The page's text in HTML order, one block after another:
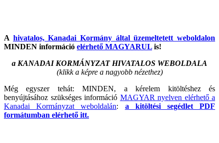
A hivatalos, Kanadai Kormány által üzemeltetett weboldalon
MINDEN információ elérhető MAGYARUL is!
a KANADAI KORMÁNYZAT HIVATALOS WEBOLDALA
(klikk a képre a nagyobb nézethez)
Még egyszer tehát: MINDEN, a kérelem kitöltéshez és
benyújtásához szükséges információ MAGYAR nyelven elérhető a
Kanadai Kormányzat weboldalán: a kitöltési segédlet PDF
formátumban elérhető itt.